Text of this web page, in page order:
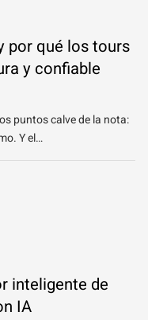
por qué los tours
y confiable
puntos calve de la nota:
Y el…
inteligente de
IA